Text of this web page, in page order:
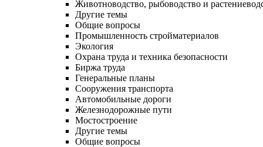
Животноводство, рыбоводство и
Другие темы
Общие вопросы
Промышленность стройматериалов
Экология
Охрана труда и техника безопасности
Биржа труда
Генеральные планы
Сооружения транспорта
Автомобильные дороги
Железнодорожные пути
Мостостроение
Другие темы
Общие вопросы